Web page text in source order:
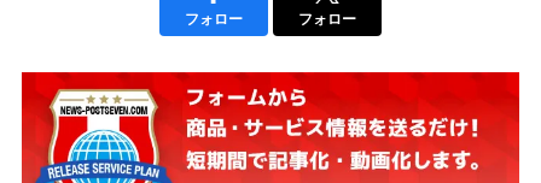
フォロー フォロー